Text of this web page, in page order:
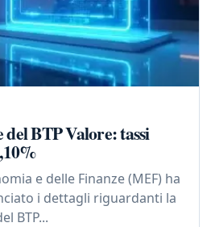
del BTP Valore: tassi
e delle Finanze (MEF) ha
i dettagli riguardanti la
BTP...